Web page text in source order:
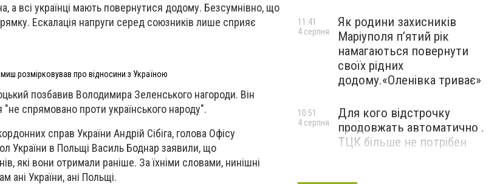
а всі українці мають повернутися додому. Безсумнівно, що
Ескалація напруги серед союзників лише сприяє
розмірковував про відносини з Україною
позбавив Володимира Зеленського нагороди. Він
спрямовано проти українського народу".
справ України Андрій Сібіга, голова Офісу
України в Польщі Василь Боднар заявили, що
які вони отримали раніше. За їхніми словами, нинішні
ані України, ані Польщі.
Як родини захисників
Маріуполя пʼятий рік
намагаються повернути
своїх рідних
додому.«Оленівка триває»
11:41
4 серпня
Для кого відстрочку
продовжать автоматично .
ТЦК більше не потрібен
10:51
4 серпня